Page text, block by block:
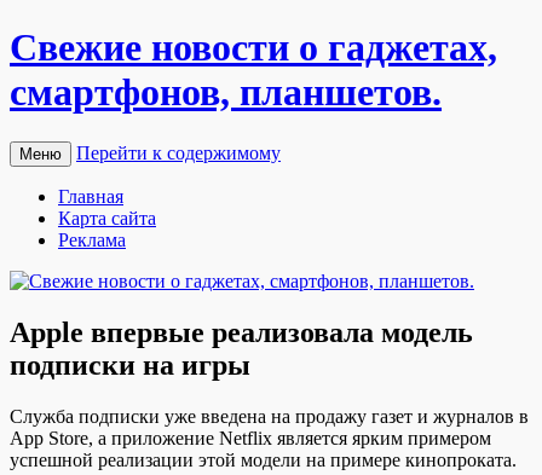
Свежие новости о гаджетах,
смартфонов, планшетов.
Меню Перейти к содержимому
Главная
Карта сайта
Реклама
Apple впервые реализовала модель
подписки на игры
Службa подписки уже введена на продажу газет и журналов в
App Store, а приложение Netflix является ярким примером
успешной реализации этой модели на примере кинопроката.